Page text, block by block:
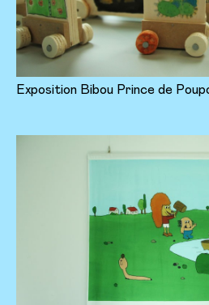
Exposition Bibou Prince de